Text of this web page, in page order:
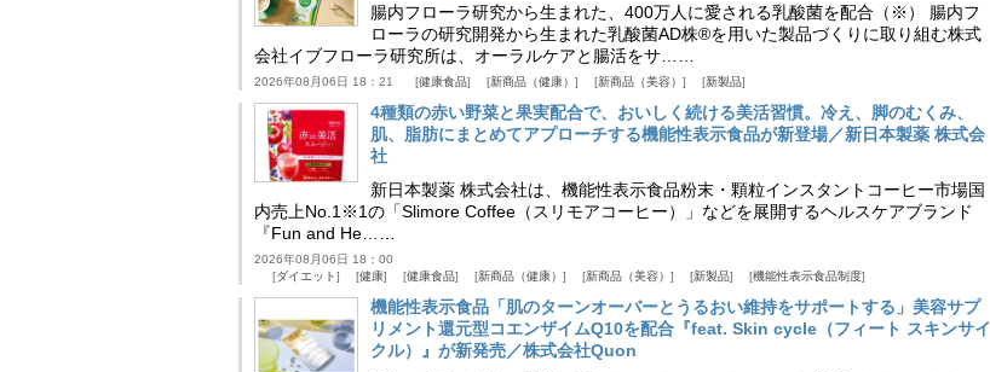
腸内フローラ研究から生まれた、400万人に愛される乳酸菌を配合（※） 腸内フ
ローラの研究開発から生まれた乳酸菌AD株®を用いた製品づくりに取り組む株式
会社イブフローラ研究所は、オーラルケアと腸活をサ……
2026年08月06日 18：21 健康食品 新商品（健康） 新商品（美容） 新製品
4種類の赤い野菜と果実配合で、おいしく続ける美活習慣。冷え、脚のむくみ、
肌、脂肪にまとめてアプローチする機能性表示食品が新登場／新日本製薬 株式会
社
新日本製薬 株式会社は、機能性表示食品粉末・顆粒インスタントコーヒー市場国
内売上No.1※1の「Slimore Coffee（スリモアコーヒー）」などを展開するヘルスケアブランド
『Fun and He……
2026年08月06日 18：00
ダイエット
健康 健康食品 新商品（健康） 新商品（美容） 新製品 機能性表示食品制度
機能性表示食品「肌のターンオーバーとうるおい維持をサポートする」美容サプ
リメント還元型コエンザイムQ10を配合『feat. Skin cycle（フィート スキンサイ
クル）』が新発売／株式会社Quon